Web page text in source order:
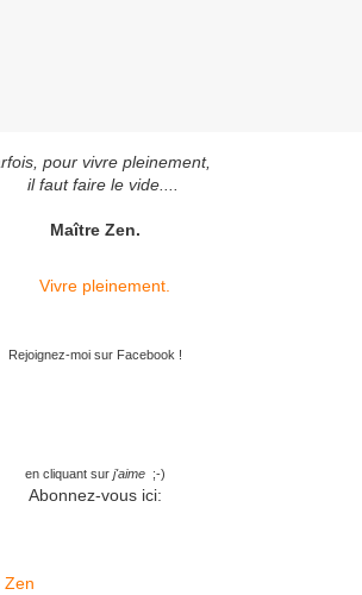
pour vivre pleinement,
il faut faire le vide....
Maître Zen.
Rejoignez-moi sur Facebook !
en cliquant sur j'aime ;-)
Abonnez-vous ici:
Zen